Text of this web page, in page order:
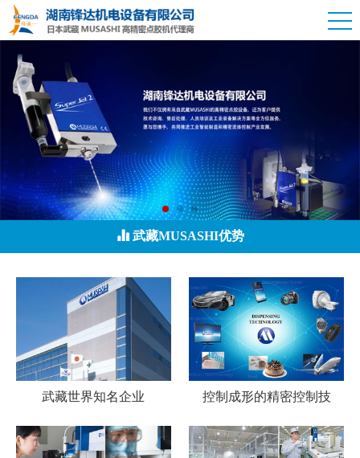
武藏MUSASHI优势
武藏世界知名企业 控制成形的精密控制技